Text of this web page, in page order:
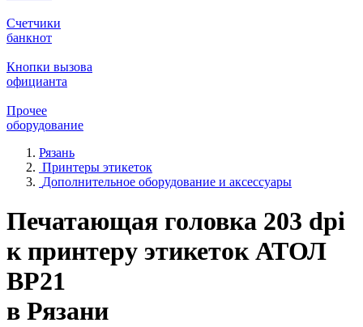
Счетчики
банкнот
Кнопки вызова
официанта
Прочее
оборудование
Рязань
Принтеры этикеток
Дополнительное оборудование и аксессуары
Печатающая головка 203 dpi
к принтеру этикеток АТОЛ
BP21
в Рязани